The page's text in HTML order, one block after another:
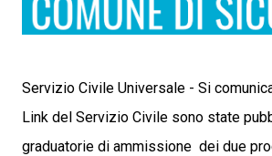
Servizio Civile Universale - Si
Link del Servizio Civile sono state
graduatorie di ammissione dei due